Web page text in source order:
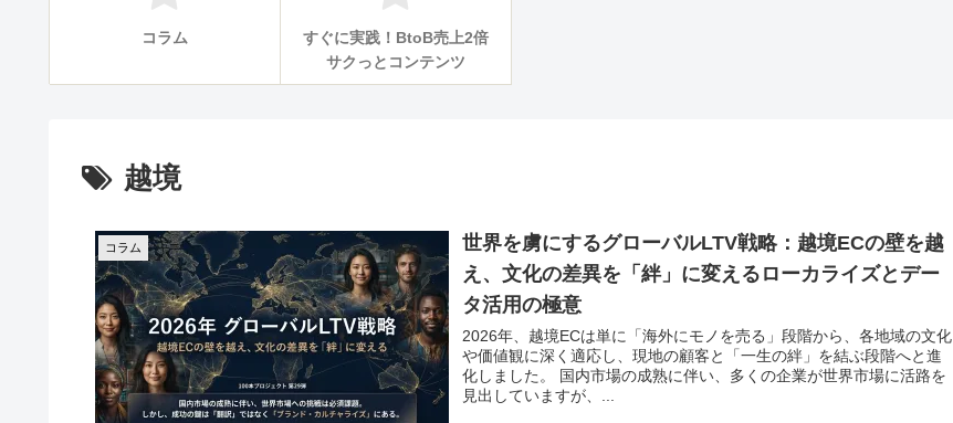
コラム
すぐに実践！BtoB売上2倍
サクっとコンテンツ
越境
コラム
世界を虜にするグローバルLTV戦略：越境ECの壁を越
え、文化の差異を「絆」に変えるローカライズとデー
タ活用の極意
2026年、越境ECは単に「海外にモノを売る」段階から、各地域の文化
や価値観に深く適応し、現地の顧客と「一生の絆」を結ぶ段階へと進
化しました。 国内市場の成熟に伴い、多くの企業が世界市場に活路を
見出していますが、...